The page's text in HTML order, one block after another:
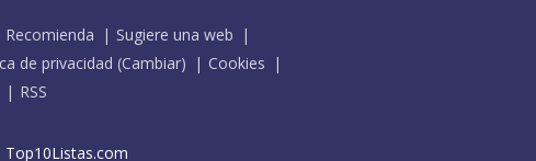
Recomienda
Sugiere una web
de privacidad (Cambiar)
Cookies
RSS
Top10Listas.com